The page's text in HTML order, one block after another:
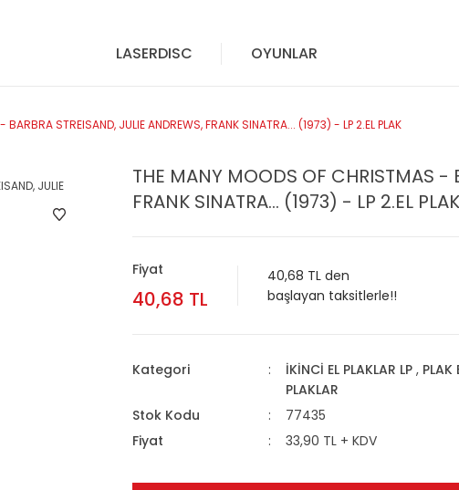
LASERDISC OYUNLAR
STREISAND, JULIE ANDREWS, FRANK SINATRA... (1973) - LP 2.EL PLAK
THE MANY MOODS OF CHRISTMAS -
FRANK SINATRA... (1973) - LP 2.EL PLAK
Fiyat
40,68 TL
40,68 TL den
başlayan taksitlerle!!
Kategori İKİNCİ EL PLAKLAR LP , PLAK
PLAKLAR
Stok Kodu
77435
Fiyat
33,90 TL + KDV